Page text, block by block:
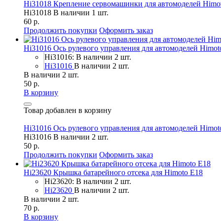
Hi31018 Крепление сервомашинки для автомоделей
Hi31018 В наличии 1 шт.
60 р.
Продолжить покупки Оформить заказ
Hi31016 Ось рулевого управления для автомоделей
Hi31016: В наличии 2 шт.
Hi31016 В наличии 2 шт.
В наличии 2 шт.
50 р.
В корзину
Товар добавлен в корзину
Hi31016 Ось рулевого управления для автомоделей
Hi31016 В наличии 2 шт.
50 р.
Продолжить покупки Оформить заказ
Hi23620 Крышка батарейного отсека для Himoto E18
Hi23620: В наличии 2 шт.
Hi23620 В наличии 2 шт.
В наличии 2 шт.
70 р.
В корзину